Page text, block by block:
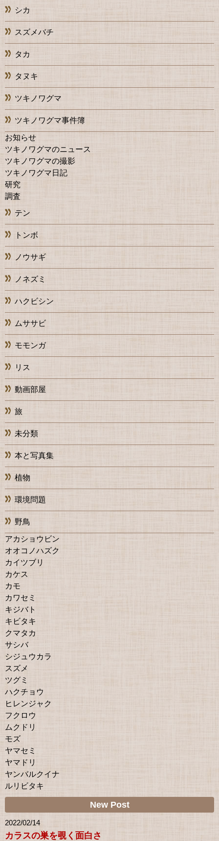
シカ
スズメバチ
タカ
タヌキ
ツキノワグマ
ツキノワグマ事件簿
お知らせ
ツキノワグマのニュース
ツキノワグマの撮影
ツキノワグマ日記
研究
調査
テン
トンボ
ノウサギ
ノネズミ
ハクビシン
ムササビ
モモンガ
リス
動画部屋
旅
未分類
本と写真集
植物
環境問題
野鳥
アカショウビン
オオコノハズク
カイツブリ
カケス
カモ
カワセミ
キジバト
キビタキ
クマタカ
サシバ
シジュウカラ
スズメ
ツグミ
ハクチョウ
ヒレンジャク
フクロウ
ムクドリ
モズ
ヤマセミ
ヤマドリ
ヤンバルクイナ
ルリビタキ
New Post
2022/02/14
カラスの巣を覗く面白さ